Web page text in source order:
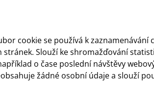
zákazníky
cookie se používá k zaznamenávání
stránek. Slouží ke shromažďování
o čase poslední návštěvy
žádné osobní údaje a slouží